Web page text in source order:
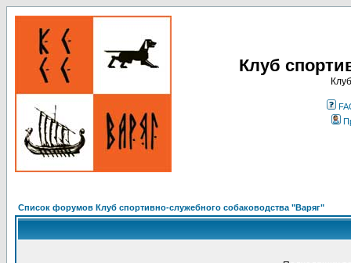
Клуб
Список форумов Клуб спортивно-служебного собаководства "Варяг"